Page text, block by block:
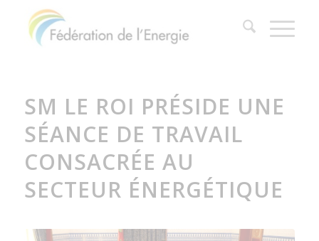
SM LE ROI PRÉSIDE UNE
SÉANCE DE TRAVAIL
CONSACRÉE AU
SECTEUR ÉNERGÉTIQUE